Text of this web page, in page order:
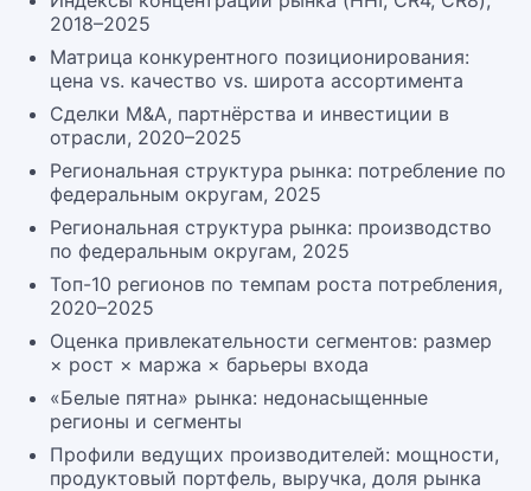
2018–2025
Матрица конкурентного позиционирования:
цена vs. качество vs. широта ассортимента
Сделки M&A, партнёрства и инвестиции в
отрасли, 2020–2025
Региональная структура рынка: потребление по
федеральным округам, 2025
Региональная структура рынка: производство
по федеральным округам, 2025
Топ-10 регионов по темпам роста потребления,
2020–2025
Оценка привлекательности сегментов: размер
× рост × маржа × барьеры входа
«Белые пятна» рынка: недонасыщенные
регионы и сегменты
Профили ведущих производителей: мощности,
продуктовый портфель, выручка, доля рынка